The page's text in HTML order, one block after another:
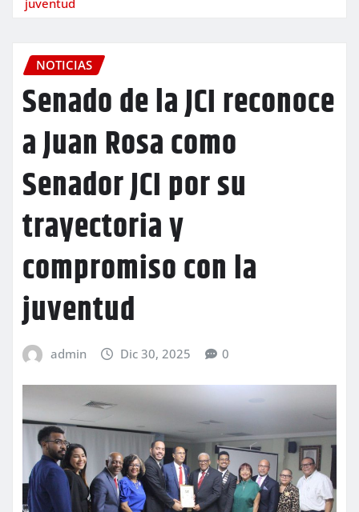
NOTICIAS
Senado de la JCI reconoce
a Juan Rosa como
Senador JCI por su
trayectoria y
compromiso con la
juventud
admin Dic 30, 2025 0